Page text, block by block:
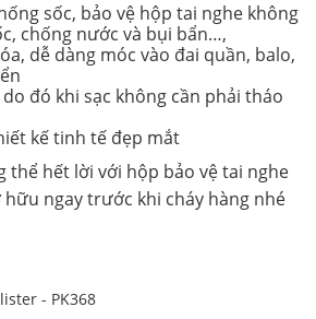
sốc, bảo vệ hộp tai nghe không
chống nước và bụi bẩn…,
dễ dàng móc vào đai quần, balo,
do đó khi sạc không cần phải tháo
kế tinh tế đẹp mắt
thể hết lời với hộp bảo vệ tai nghe
hữu ngay trước khi cháy hàng nhé